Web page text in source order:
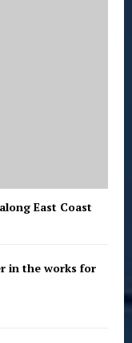
East Coast
in the works for